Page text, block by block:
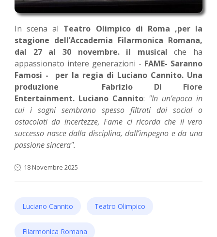
In scena al Teatro Olimpico di Roma ,per la
stagione dell’Accademia Filarmonica Romana,
dal 27 al 30 novembre. il musical che ha
appassionato intere generazioni - FAME- Saranno
Famosi - per la regia di Luciano Cannito. Una
produzione Fabrizio Di Fiore
Entertainment. Luciano Cannito: "In un’epoca in
cui i sogni sembrano spesso filtrati dai social o
ostacolati da incertezze, Fame ci ricorda che il vero
successo nasce dalla disciplina, dall’impegno e da una
passione sincera".
18 Novembre 2025
Luciano Cannito Teatro Olimpico
Filarmonica Romana